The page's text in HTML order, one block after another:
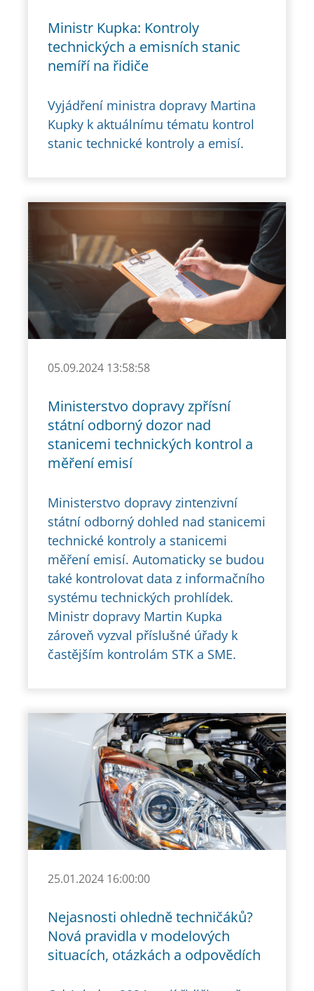
Ministr Kupka: Kontroly
technických a emisních stanic
nemíří na řidiče
Vyjádření ministra dopravy Martina
Kupky k aktuálnímu tématu kontrol
stanic technické kontroly a emisí.
05.09.2024 13:58:58
Ministerstvo dopravy zpřísní
státní odborný dozor nad
stanicemi technických kontrol a
měření emisí
Ministerstvo dopravy zintenzivní
státní odborný dohled nad stanicemi
technické kontroly a stanicemi
měření emisí. Automaticky se budou
také kontrolovat data z informačního
systému technických prohlídek.
Ministr dopravy Martin Kupka
zároveň vyzval příslušné úřady k
častějším kontrolám STK a SME.
25.01.2024 16:00:00
Nejasnosti ohledně techničáků?
Nová pravidla v modelových
situacích, otázkách a odpovědích